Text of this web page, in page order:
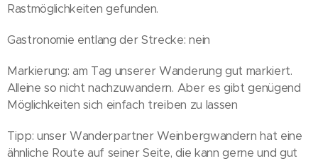
Rastmöglichkeiten gefunden.
Gastronomie entlang der Strecke: nein
Markierung: am Tag unserer Wanderung gut markiert.
Alleine so nicht nachzuwandern. Aber es gibt genügend
Möglichkeiten sich einfach treiben zu lassen
Tipp: unser Wanderpartner Weinbergwandern hat eine
ähnliche Route auf seiner Seite, die kann gerne und gut